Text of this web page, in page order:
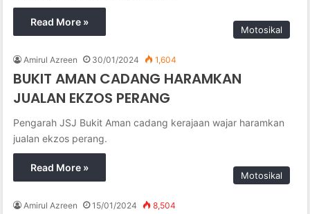
Read More »
Motosikal
Amirul Azreen 30/01/2024 1,604
BUKIT AMAN CADANG HARAMKAN
JUALAN EKZOS PERANG
Pengarah JSJ Bukit Aman cadang kerajaan wajar haramkan
jualan ekzos perang.
Read More »
Motosikal
Amirul Azreen 15/01/2024 8,504